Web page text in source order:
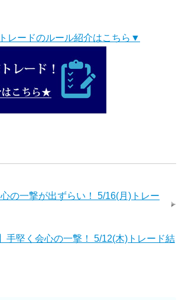
レードのルール紹介はこちら▼
心の一撃が出ずらい！ 5/16(月)トレー
手堅く会心の一撃！ 5/12(木)トレード結